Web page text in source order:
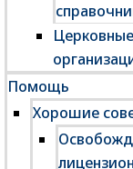
Помощь
Хорошие